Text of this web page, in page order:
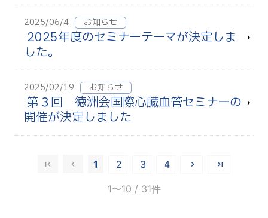
2025年度のセミナーテーマが決定しま
した。
2025/06/4 お知らせ
第３回 徳洲会国際心臓血管セミナーの
開催が決定しました
2025/02/19 お知らせ
1 2 3 4
1〜10 / 31件